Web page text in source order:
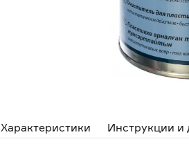
Характеристики Инструкции и